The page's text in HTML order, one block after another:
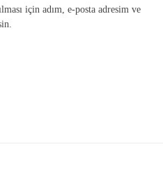
için adım, e-posta adresim ve